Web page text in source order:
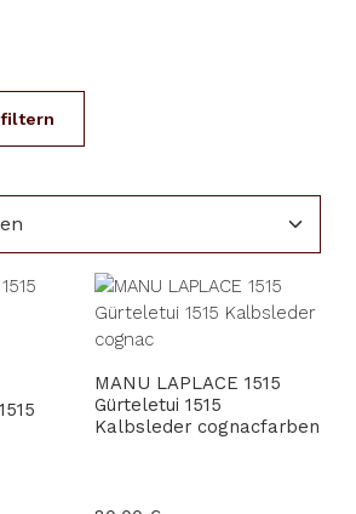
filtern
MANU LAPLACE 1515
Gürteletui 1515
Kalbsleder cognacfarben